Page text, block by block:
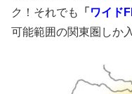
ク！それでも
「 ワイド
可能範囲の関東圏しか